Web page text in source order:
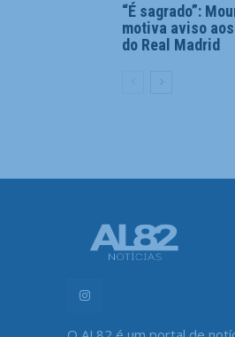
“É sagrado”:
motiva aviso
do Real Madrid